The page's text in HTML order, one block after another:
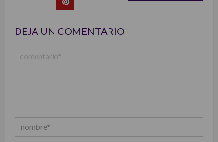
DEJA UN COMENTARIO